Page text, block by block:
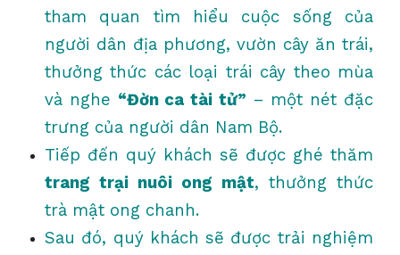
tham quan tìm hiểu cuộc sống của
người dân địa phương, vườn cây ăn trái,
thưởng thức các loại trái cây theo mùa
và nghe “Đờn ca tài tử” – một nét đặc
trưng của người dân Nam Bộ.
Tiếp đến quý khách sẽ được ghé thăm
trang trại nuôi ong mật, thưởng thức
trà mật ong chanh.
Sau đó, quý khách sẽ được trải nghiệm